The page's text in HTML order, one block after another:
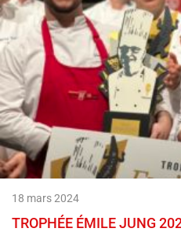
18 mars 2024
TROPHÉE ÉMILE JUNG